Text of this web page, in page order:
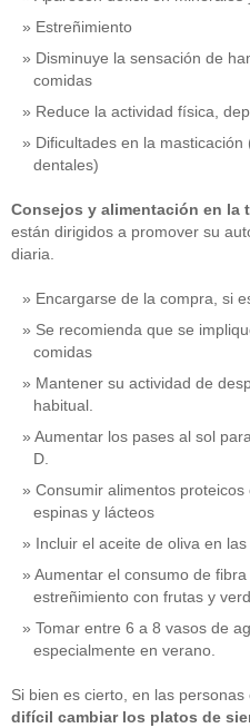
Estreñimiento
Disminuye la sensación de
comidas
Reduce la actividad física,
Dificultades en la
dentales)
Consejos y alimentación en la
están dirigidos a promover su
diaria.
Encargarse de la compra, si
Se recomienda que se
comidas
Mantener su actividad de
habitual.
Aumentar los pases al sol
D.
Consumir alimentos
espinas y lácteos
Incluir el aceite de oliva en
Aumentar el consumo de
estreñimiento con frutas y
Tomar entre 6 a 8 vasos de
especialmente en verano.
Si bien es cierto, en las
difícil cambiar los platos de